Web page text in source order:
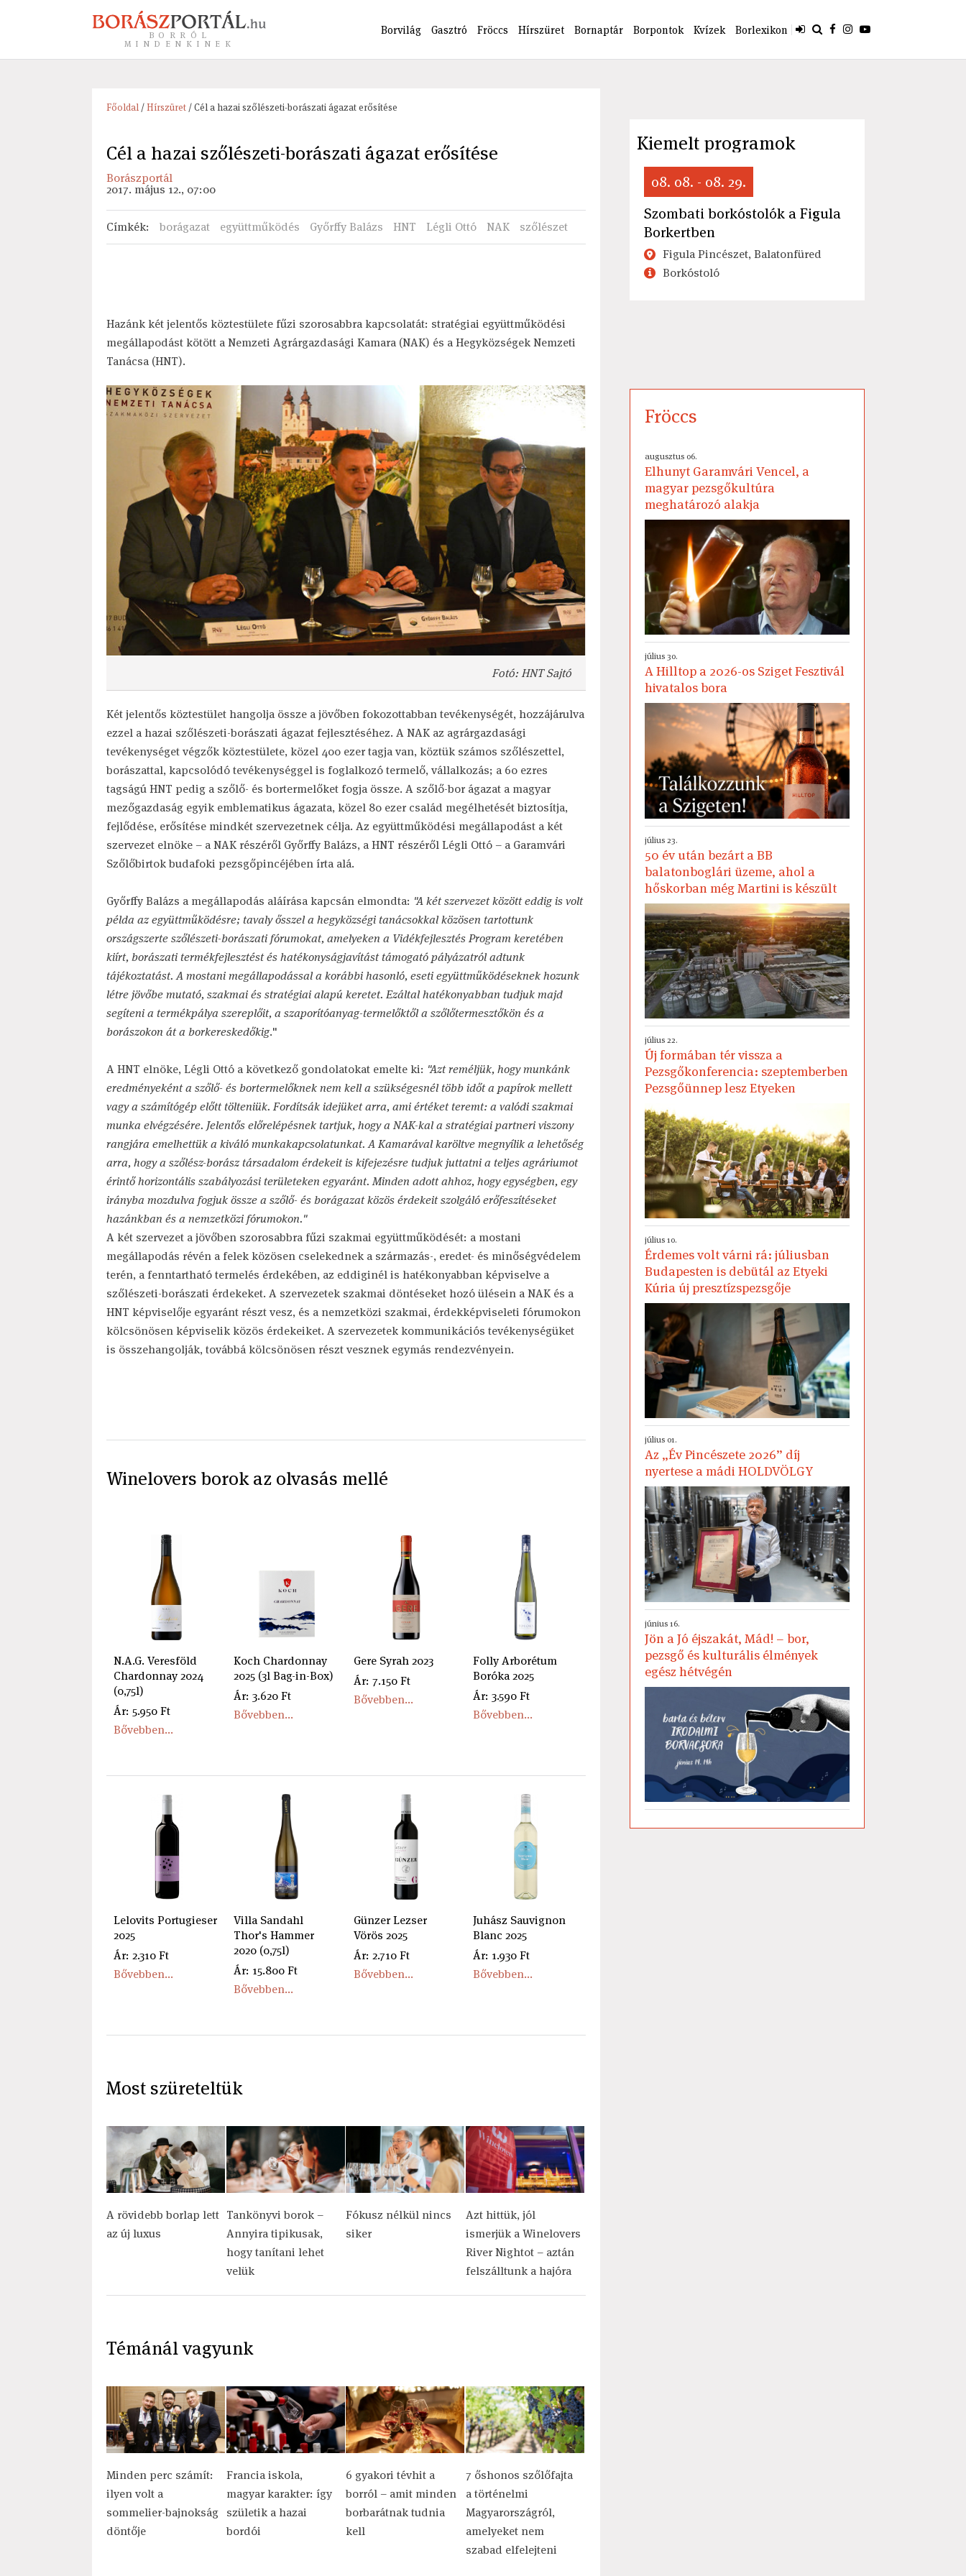
BORRÓL
MINDENKINEK
Borvilág Gasztró Fröccs Hírszüret Bornaptár Borpontok Kvízek Borlexikon
Főoldal/Hírszüret/ Cél a hazai szőlészeti-borászati ágazat erősítése
Cél a hazai szőlészeti-borászati ágazat erősítése
Borászportál
2017. május 12., 07:00
Címkék: borágazat együttműködés Győrffy Balázs HNT Légli Ottó NAK szőlészet
Hazánk két jelentős köztestülete fűzi szorosabbra kapcsolatát: stratégiai együttműködési
megállapodást kötött a Nemzeti Agrárgazdasági Kamara (NAK) és a Hegyközségek Nemzeti
Tanácsa (HNT).
Fotó: HNT Sajtó
Két jelentős köztestület hangolja össze a jövőben fokozottabban tevékenységét, hozzájárulva
ezzel a hazai szőlészeti-borászati ágazat fejlesztéséhez. A NAK az agrárgazdasági
tevékenységet végzők köztestülete, közel 400 ezer tagja van, köztük számos szőlészettel,
borászattal, kapcsolódó tevékenységgel is foglalkozó termelő, vállalkozás; a 60 ezres
tagságú HNT pedig a szőlő- és bortermelőket fogja össze. A szőlő-bor ágazat a magyar
mezőgazdaság egyik emblematikus ágazata, közel 80 ezer család megélhetését biztosítja,
fejlődése, erősítése mindkét szervezetnek célja. Az együttműködési megállapodást a két
szervezet elnöke – a NAK részéről Győrffy Balázs, a HNT részéről Légli Ottó – a Garamvári
Szőlőbirtok budafoki pezsgőpincéjében írta alá.
Győrffy Balázs a megállapodás aláírása kapcsán elmondta: "A két szervezet között eddig is volt
példa az együttműködésre; tavaly ősszel a hegyközségi tanácsokkal közösen tartottunk
országszerte szőlészeti-borászati fórumokat, amelyeken a Vidékfejlesztés Program keretében
kiírt, borászati termékfejlesztést és hatékonyságjavítást támogató pályázatról adtunk
tájékoztatást. A mostani megállapodással a korábbi hasonló, eseti együttműködéseknek hozunk
létre jövőbe mutató, szakmai és stratégiai alapú keretet. Ezáltal hatékonyabban tudjuk majd
segíteni a termékpálya szereplőit, a szaporítóanyag-termelőktől a szőlőtermesztőkön és a
borászokon át a borkereskedőkig."
A HNT elnöke, Légli Ottó a következő gondolatokat emelte ki: "Azt reméljük, hogy munkánk
eredményeként a szőlő- és bortermelőknek nem kell a szükségesnél több időt a papírok mellett
vagy a számítógép előtt tölteniük. Fordítsák idejüket arra, ami értéket teremt: a valódi szakmai
munka elvégzésére. Jelentős előrelépésnek tartjuk, hogy a NAK-kal a stratégiai partneri viszony
rangjára emelhettük a kiváló munkakapcsolatunkat. A Kamarával karöltve megnyílik a lehetőség
arra, hogy a szőlész-borász társadalom érdekeit is kifejezésre tudjuk juttatni a teljes agráriumot
érintő horizontális szabályozási területeken egyaránt. Minden adott ahhoz, hogy egységben, egy
irányba mozdulva fogjuk össze a szőlő- és borágazat közös érdekeit szolgáló erőfeszítéseket
hazánkban és a nemzetközi fórumokon."
A két szervezet a jövőben szorosabbra fűzi szakmai együttműködését: a mostani
megállapodás révén a felek közösen cselekednek a származás-, eredet- és minőségvédelem
terén, a fenntartható termelés érdekében, az eddiginél is hatékonyabban képviselve a
szőlészeti-borászati érdekeket. A szervezetek szakmai döntéseket hozó ülésein a NAK és a
HNT képviselője egyaránt részt vesz, és a nemzetközi szakmai, érdekképviseleti fórumokon
kölcsönösen képviselik közös érdekeiket. A szervezetek kommunikációs tevékenységüket
is összehangolják, továbbá kölcsönösen részt vesznek egymás rendezvényein.
Winelovers borok az olvasás mellé
N.A.G. Veresföld
Chardonnay 2024
(0,75l)
Ár: 5.950 Ft
Bővebben...
Koch Chardonnay
2025 (3l Bag-in-Box)
Ár: 3.620 Ft
Bővebben...
Gere Syrah 2023
Ár: 7.150 Ft
Bővebben...
Folly Arborétum
Boróka 2025
Ár: 3.590 Ft
Bővebben...
Lelovits Portugieser
2025
Ár: 2.310 Ft
Bővebben...
Villa Sandahl
Thor's Hammer
2020 (0,75l)
Ár: 15.800 Ft
Bővebben...
Günzer Lezser
Vörös 2025
Ár: 2.710 Ft
Bővebben...
Juhász Sauvignon
Blanc 2025
Ár: 1.930 Ft
Bővebben...
Most szüreteltük
A rövidebb borlap lett
az új luxus
Tankönyvi borok –
Annyira tipikusak,
hogy tanítani lehet
velük
Fókusz nélkül nincs
siker
Azt hittük, jól
ismerjük a Winelovers
River Nightot – aztán
felszálltunk a hajóra
Témánál vagyunk
Minden perc számít:
ilyen volt a
sommelier-bajnokság
döntője
Francia iskola,
magyar karakter: így
születik a hazai
bordói
6 gyakori tévhit a
borról – amit minden
borbarátnak tudnia
kell
7 őshonos szőlőfajta
a történelmi
Magyarországról,
amelyeket nem
szabad elfelejteni
Kiemelt programok
08. 08. - 08. 29.
Szombati borkóstolók a Figula
Borkertben
Figula Pincészet, Balatonfüred
Borkóstoló
Fröccs
augusztus 06.
Elhunyt Garamvári Vencel, a
magyar pezsgőkultúra
meghatározó alakja
július 30.
A Hilltop a 2026-os Sziget Fesztivál
hivatalos bora
július 23.
50 év után bezárt a BB
balatonboglári üzeme, ahol a
hőskorban még Martini is készült
július 22.
Új formában tér vissza a
Pezsgőkonferencia: szeptemberben
Pezsgőünnep lesz Etyeken
július 10.
Érdemes volt várni rá: júliusban
Budapesten is debütál az Etyeki
Kúria új presztízspezsgője
július 01.
Az „Év Pincészete 2026” díj
nyertese a mádi HOLDVÖLGY
június 16.
Jön a Jó éjszakát, Mád! – bor,
pezsgő és kulturális élmények
egész hétvégén